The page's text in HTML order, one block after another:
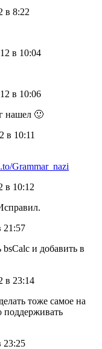
в 8:22
в 10:04
в 10:06
нашел 🙂
в 10:11
Grammar_nazi
в 10:12
21:57
и добавить в
в 23:14
тоже самое на
поддерживать
23:25